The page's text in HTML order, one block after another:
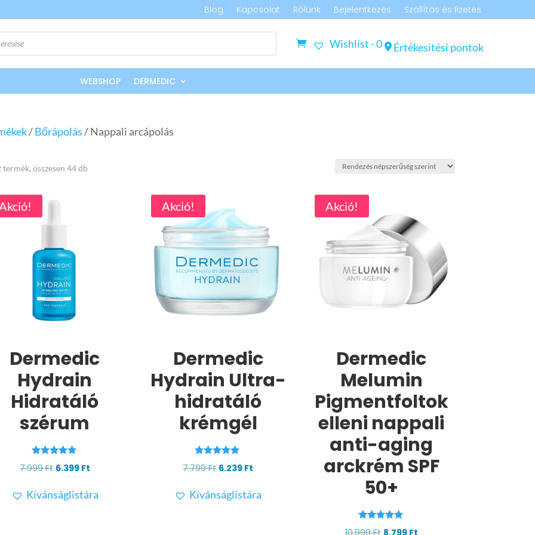
Blog Kapcsolat Rólunk Bejelentkezés Szállítás és fizetés
Wishlist -0 Értékesítési pontok
WEBSHOP DERMEDIC
/Bőrápolás/ Nappali arcápolás
termék, összesen 44 dbSorted
Akció!
Dermedic
Hydrain
Hidratáló
szérum
4.93
7.999Ft Original
was:
6.399 FtCurrent
is:
Kívánságlistára
Akció!
Dermedic
Hydrain Ultra-
hidratáló
krémgél
4.88
7.799Ft Original
was:
6.239 Ft
is:
Kívánságlistára
Akció!
Dermedic
Melumin
Pigmentfoltok
elleni nappali
anti-aging
arckrém SPF
50+
10.999Ft Original
8.799 FtCurrent